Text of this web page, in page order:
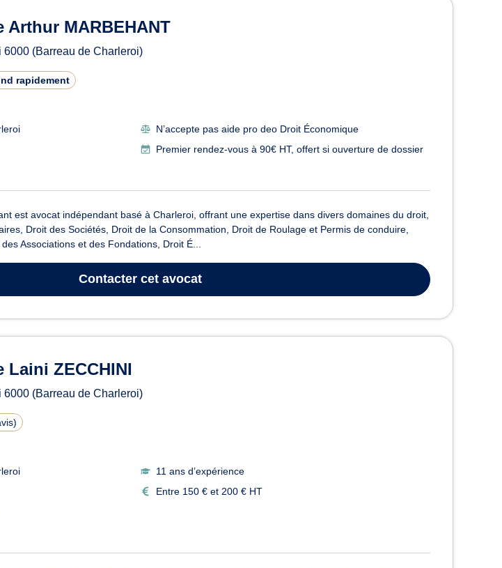
Arthur MARBEHANT
6000 (Barreau de Charleroi)
rapidement
N’accepte pas aide pro deo Droit Économique
Premier rendez-vous à 90€ HT, offert si ouverture de dossier
est avocat indépendant basé à Charleroi, offrant une expertise dans divers domaines du droit,
Droit des Sociétés, Droit de la Consommation, Droit de Roulage et Permis de conduire,
Associations et des Fondations, Droit É...
Contacter cet avocat
Laini ZECCHINI
6000 (Barreau de Charleroi)
)
11 ans d’expérience
Entre 150 € et 200 € HT